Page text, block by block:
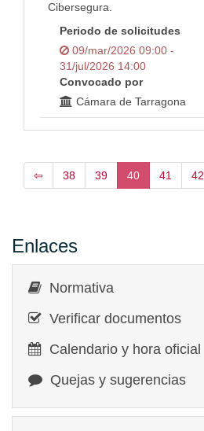
Cibersegura.
Periodo de solicitudes
09/mar/2026 09:00 -
31/jul/2026 14:00
Convocado por
Cámara de Tarragona
⇦ 38 39 40 41 42
Enlaces
Normativa
Verificar documentos
Calendario y hora oficial
Quejas y sugerencias